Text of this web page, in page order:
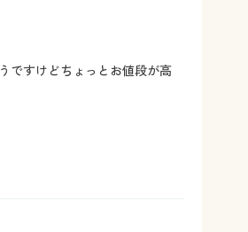
ですけどちょっとお値段が高